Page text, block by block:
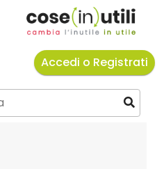
Accedi o Registrati